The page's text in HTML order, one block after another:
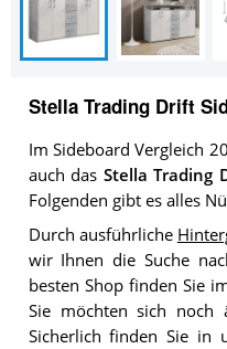
Stella Trading Drift
Im Sideboard Vergleich
auch das Stella Trading
Folgenden gibt es alles
Durch ausführliche
wir Ihnen die Suche
besten Shop finden Sie
Sie möchten sich noch
Sicherlich finden Sie in